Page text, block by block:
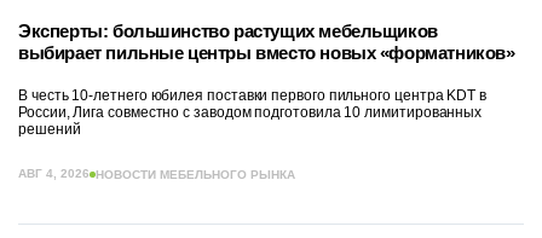
Эксперты: большинство растущих мебельщиков
выбирает пильные центры вместо новых «форматников»
В честь 10-летнего юбилея поставки первого пильного центра KDT в
России, Лига совместно с заводом подготовила 10 лимитированных
решений
АВГ 4, 2026 НОВОСТИ МЕБЕЛЬНОГО РЫНКА